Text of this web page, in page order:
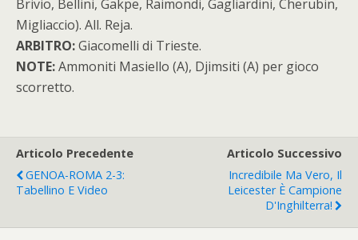
Brivio, Bellini, Gakpe, Raimondi, Gagliardini, Cherubin,
Migliaccio). All. Reja.
ARBITRO:Giacomelli di Trieste.
NOTE:Ammoniti Masiello (A), Djimsiti (A) per gioco
scorretto.
Articolo Precedente
GENOA-ROMA 2-3:
Tabellino E Video
Articolo Successivo
Incredibile Ma Vero, Il
Leicester È Campione
D'Inghilterra!